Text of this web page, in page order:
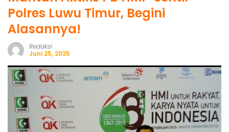
Polres Luwu Timur, Begini
Alasannya!
Redaksi
Juni 25, 2025